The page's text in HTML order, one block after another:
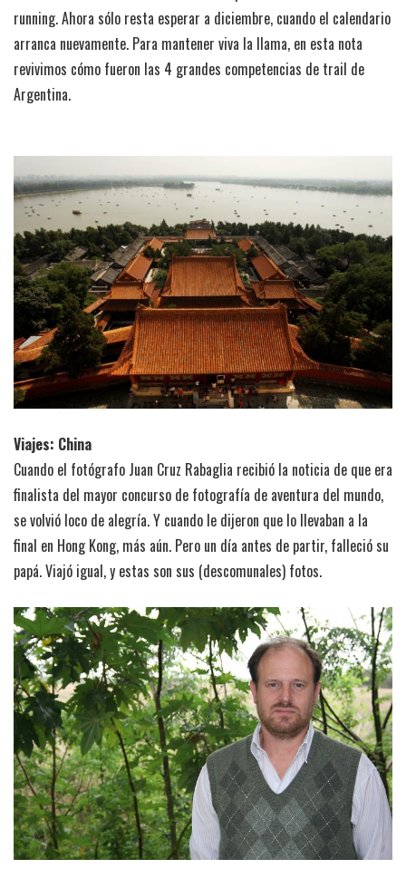
running. Ahora sólo resta esperar a diciembre, cuando el calendario
arranca nuevamente. Para mantener viva la llama, en esta nota
revivimos cómo fueron las 4 grandes competencias de trail de
Argentina.
Viajes: China
Cuando el fotógrafo Juan Cruz Rabaglia recibió la noticia de que era
finalista del mayor concurso de fotografía de aventura del mundo,
se volvió loco de alegría. Y cuando le dijeron que lo llevaban a la
final en Hong Kong, más aún. Pero un día antes de partir, falleció su
papá. Viajó igual, y estas son sus (descomunales) fotos.